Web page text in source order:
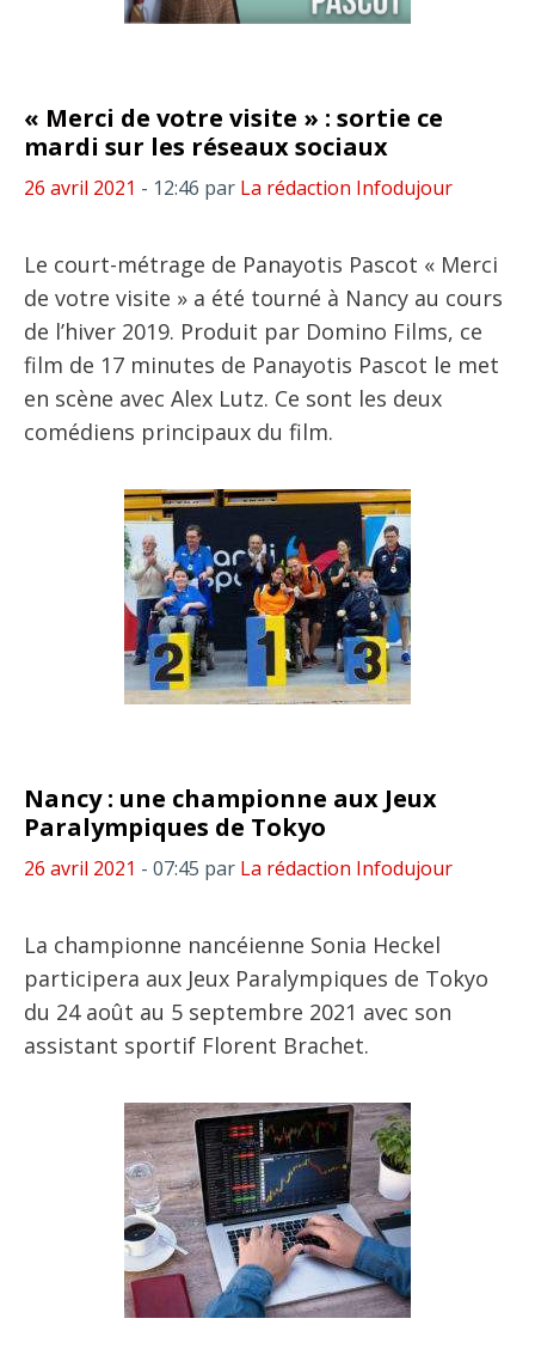
« Merci de votre visite » : sortie ce
mardi sur les réseaux sociaux
26 avril 2021 - 12:46 par La rédaction Infodujour
Le court-métrage de Panayotis Pascot « Merci
de votre visite » a été tourné à Nancy au cours
de l’hiver 2019. Produit par Domino Films, ce
film de 17 minutes de Panayotis Pascot le met
en scène avec Alex Lutz. Ce sont les deux
comédiens principaux du film.
Nancy : une championne aux Jeux
Paralympiques de Tokyo
26 avril 2021 - 07:45 par La rédaction Infodujour
La championne nancéienne Sonia Heckel
participera aux Jeux Paralympiques de Tokyo
du 24 août au 5 septembre 2021 avec son
assistant sportif Florent Brachet.